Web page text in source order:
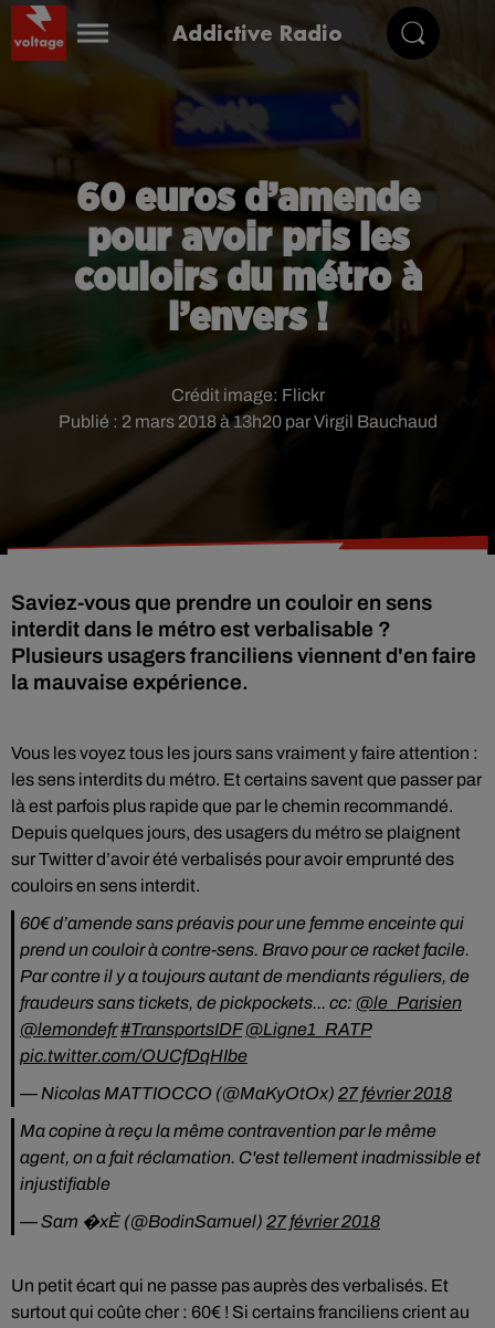
Addictive Radio
60 euros d’amende
pour avoir pris les
couloirs du métro à
l’envers !
Publié : 2 mars 2018 à 13h20 par Virgil Bauchaud
Crédit image: Flickr
Saviez-vous que prendre un couloir en sens
interdit dans le métro est verbalisable ?
Plusieurs usagers franciliens viennent d'en faire
la mauvaise expérience.
Vous les voyez tous les jours sans vraiment y faire attention :
les sens interdits du métro. Et certains savent que passer par
là est parfois plus rapide que par le chemin recommandé.
Depuis quelques jours, des usagers du métro se plaignent
sur Twitter d’avoir été verbalisés pour avoir emprunté des
couloirs en sens interdit.
60€ d’amende sans préavis pour une femme enceinte qui
prend un couloir à contre-sens. Bravo pour ce racket facile.
Par contre il y a toujours autant de mendiants réguliers, de
fraudeurs sans tickets, de pickpockets... cc: @le_Parisien
@lemondefr#TransportsIDF @Ligne1_RATP
pic.twitter.com/OUCfDqHIbe
— Nicolas MATTIOCCO (@MaKyOtOx) 27 février 2018
Ma copine à reçu la même contravention par le même
agent, on a fait réclamation. C'est tellement inadmissible et
injustifiable
— Sam �xÈ (@BodinSamuel) 27 février 2018
Un petit écart qui ne passe pas auprès des verbalisés. Et
surtout qui coûte cher : 60€ ! Si certains franciliens crient au